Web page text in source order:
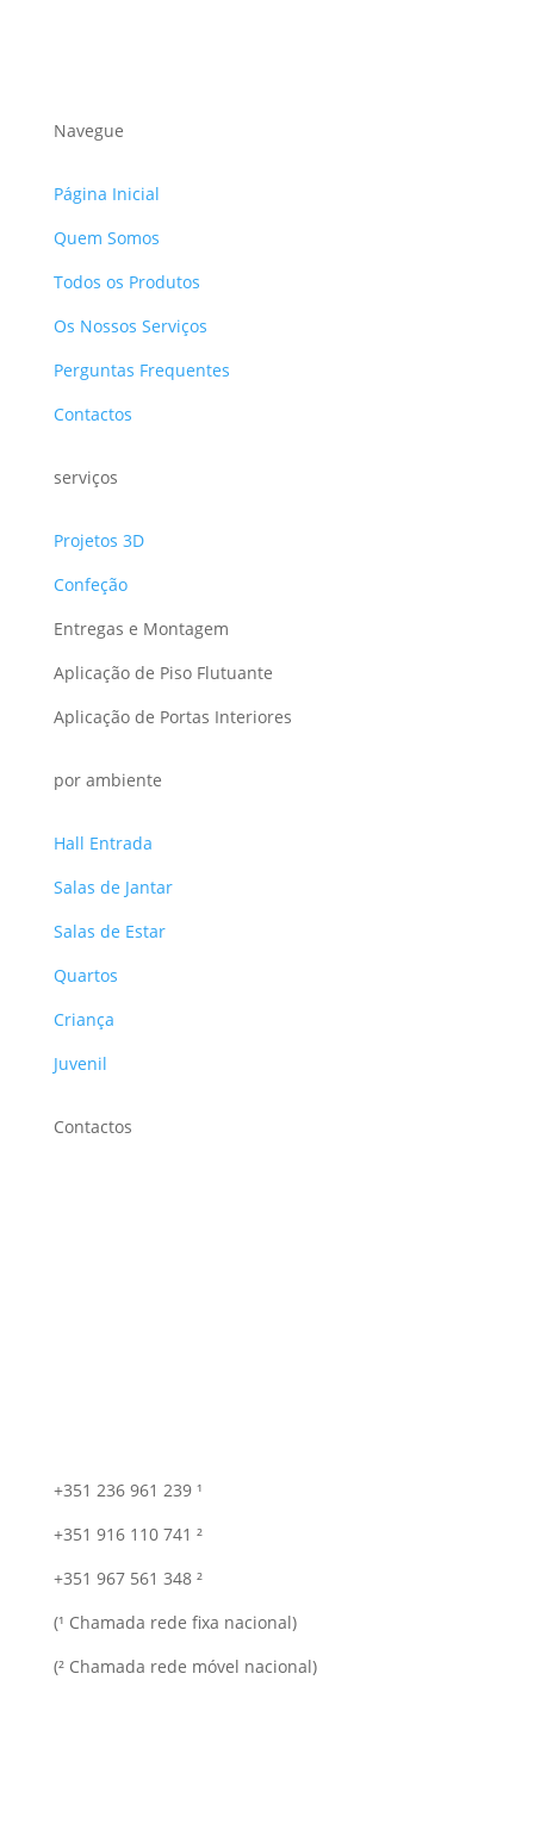
Navegue
Página Inicial
Quem Somos
Todos os Produtos
Os Nossos Serviços
Perguntas Frequentes
Contactos
serviços
Projetos 3D
Confeção
Entregas e Montagem
Aplicação de Piso Flutuante
Aplicação de Portas Interiores
por ambiente
Hall Entrada
Salas de Jantar
Salas de Estar
Quartos
Criança
Juvenil
Contactos
+351 236 961 239 ¹
+351 916 110 741 ²
+351 967 561 348 ²
(¹ Chamada rede fixa nacional)
(² Chamada rede móvel nacional)